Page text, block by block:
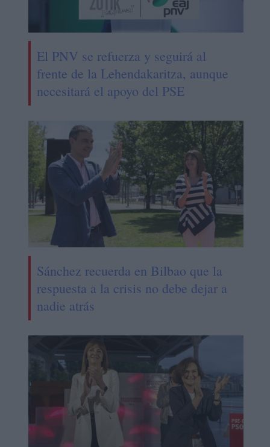
El PNV se refuerza y seguirá al
frente de la Lehendakaritza, aunque
necesitará el apoyo del PSE
Sánchez recuerda en Bilbao que la
respuesta a la crisis no debe dejar a
nadie atrás